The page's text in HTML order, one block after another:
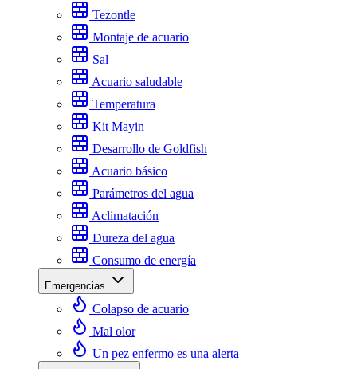
Tezontle
Montaje de acuario
Sal
Acuario saludable
Temperatura
Kit Mayin
Desarrollo de Goldfish
Acuario básico
Parámetros del agua
Aclimatación
Dureza del agua
Consumo de energía
Emergencias
Colapso de acuario
Mal olor
Un pez enfermo es una alerta